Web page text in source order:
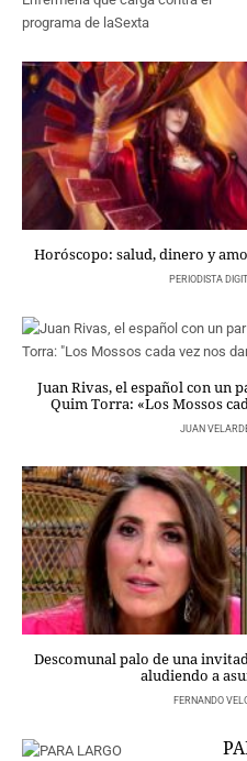
Horóscopo: salud, dinero y
PERIODISTA
Juan Rivas, el español con un
Quim Torra: «Los Mossos
JUAN
Descomunal palo de una
aludiendo a
FERNANDO